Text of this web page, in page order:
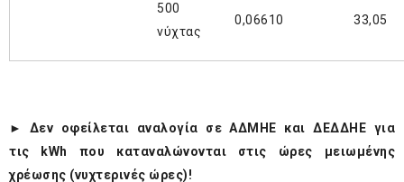
500
νύχτας
0,06610 33,05
►
Δεν οφείλεται αναλογία σε ΑΔΜΗΕ και ΔΕΔΔΗΕ για
τις kWh που καταναλώνονται στις ώρες μειωμένης
χρέωσης (νυχτερινές ώρες)!